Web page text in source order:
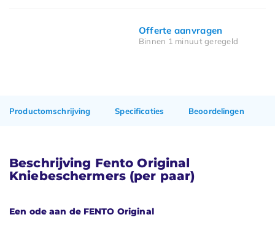
Offerte aanvragen
Binnen 1 minuut geregeld
Productomschrijving Specificaties Beoordelingen
Beschrijving Fento Original
Kniebeschermers (per paar)
Een ode aan de FENTO Original